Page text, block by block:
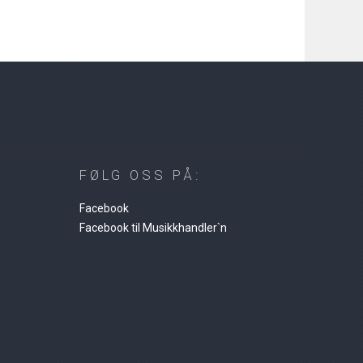
FØLG OSS PÅ:
Facebook
Facebook til Musikkhandler`n